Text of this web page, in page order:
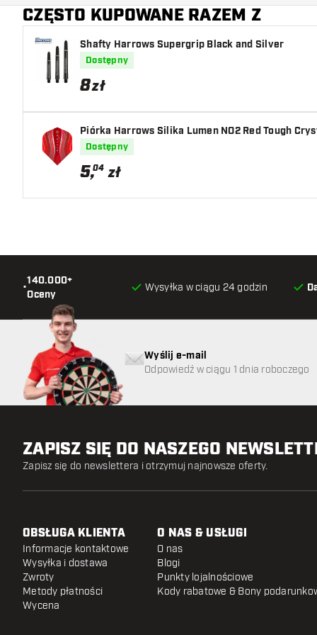
Główny kolor
CZĘSTO KUPOWANE RAZEM Z
Shafty Harrows Supergrip Black and Silver
Dostępny
8zł
Piórka Harrows Silika Lumen NO2 Red Tough
Dostępny
5,04 zł
•
140.000+
Oceny
Wysyłka w ciągu 24 godzin
Wyślij e-mail
Odpowiedź w ciągu 1 dnia roboczego
ZAPISZ SIĘ DO NASZEGO
Zapisz się do newslettera i otrzymuj najnowsze oferty.
OBSŁUGA KLIENTA
Informacje kontaktowe
Wysyłka i dostawa
Zwroty
Metody płatności
Wycena
O NAS & USŁUGI
O nas
Blogi
Punkty lojalnościowe
Kody rabatowe & Bony